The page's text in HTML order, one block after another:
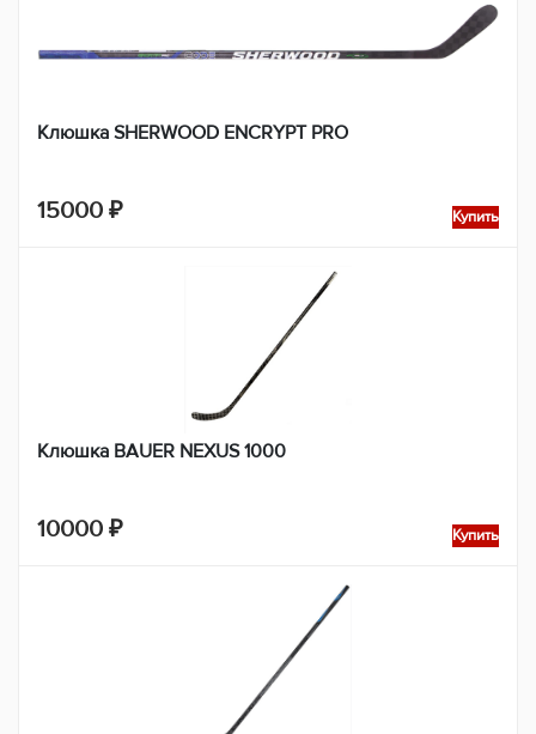
Клюшка SHERWOOD ENCRYPT PRO
15000 ₽ Купить
Клюшка BAUER NEXUS 1000
10000 ₽ Купить